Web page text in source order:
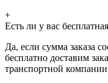
+
Есть ли у вас
Да, если сумма заказа
бесплатно доставим
транспортной